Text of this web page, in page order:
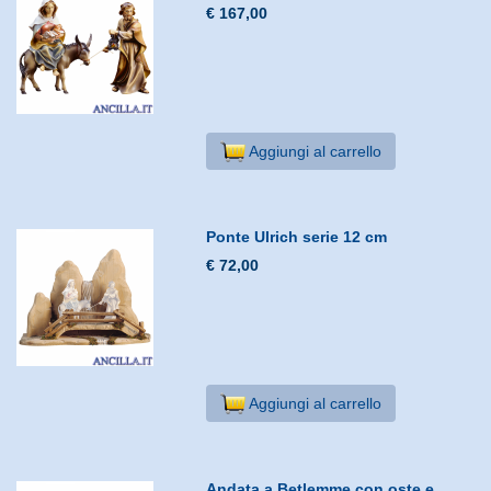
€ 167,00
Aggiungi al carrello
Ponte Ulrich serie 12 cm
€ 72,00
Aggiungi al carrello